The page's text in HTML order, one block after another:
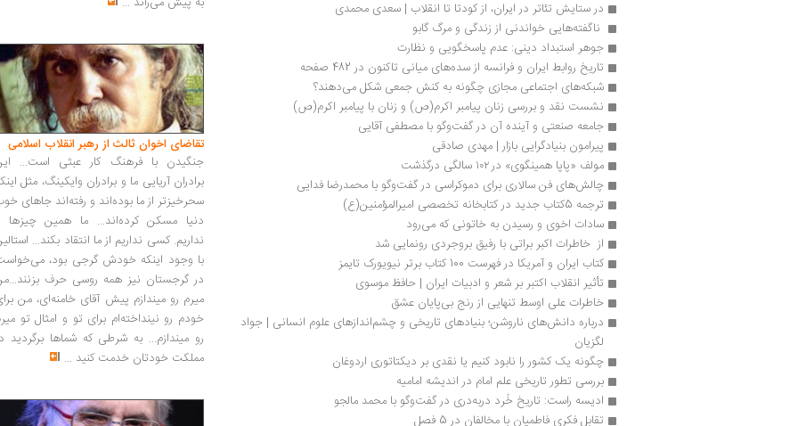
در ستایش تئاتر در ایران، از کودتا تا انقلاب | سعدی محمدی
ناگفته‌هایی خواندنی از زندگی و مرگ گابو
جوهر استبداد دینی: عدم پاسخگویی و نظارت
تاریخ روابط ایران و فرانسه از سده‌های میانی تاکنون در 482 صفحه
شبکه‌های اجتماعی مجازی چگونه به کنش جمعی شکل می‌دهند؟
نشست نقد و بررسی زنان پیامبر اکرم(ص) و زنان با پیامبر اکرم(ص)
جامعه صنعتی و آینده آن در گفت‌وگو با مصطفی آقایی
پیرامون بنیادگرایی بازار | مهدی صادقی
مولف «پاپا همینگوی» در ۱۰۲ سالگی درگذشت
چالش‌های فن سالاری برای دموکراسی در گفت‌وگو با محمدرضا فدایی
ترجمه 5کتاب جدید در کتابخانه تخصصی امیرالمؤمنین(ع)
سادات اخوی و رسیدن به خاتونی که می‌رود
از  خاطرات اکبر براتی با رفیق بروجردی رونمایی شد
کتاب ‌‫ایران و آمریکا در فهرست 100 کتاب برتر نیویورک تایمز
تأثیر انقلاب اکتبر بر شعر و ادبیات ایران | حافظ موسوی
خاطرات علی اوسط تنهایی از رنج بی‌پایان عشق
لگزیان
چگونه یک کشور را نابود کنیم یا نقدی بر دیکتاتوری اردوغان
بررسی تطور تاریخی علم امام در اندیشه امامیه
ادیسه راست: تاریخ خُرد دربه‌دری در گفت‌وگو با محمد مالجو
تقابل فکری فاطمیان با مخالفان در 5 فصل
تقاضای اخوان ثالث از رهبر انقلاب اسلامی
جنگیدن با فرهنگ کار عبثی است...
برادران آریایی ما و برادران وایکینگ، مثل
سحرخیزتر از ما بوده‌اند و رفته‌اند جاهای
دنیا مسکن کرده‌اند... ما همین چیزها
نداریم. کسی نداریم از ما انتقاد بکند...
با وجود اینکه خودش گرجی بود،
در گرجستان نیز همه روسی حرف
میرم رو میندازم پیش آقای خامنه‌ای، من
خودم رو نینداخته‌ام برای تو و امثال تو
رو میندازم... به شرطی که شماها برگردید
مملکت خودتان خدمت کنید ...